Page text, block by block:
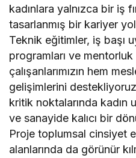
kadınlara yalnızca bir iş
tasarlanmış bir kariyer
Teknik eğitimler, iş başı
programları ve
çalışanlarımızın hem
gelişimlerini
kritik noktalarında kadın
ve sanayide kalıcı bir
Proje toplumsal cinsiyet
alanlarında da görünür